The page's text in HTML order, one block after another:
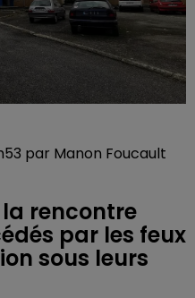
par Manon Foucault
rencontre
par les feux
sous leurs